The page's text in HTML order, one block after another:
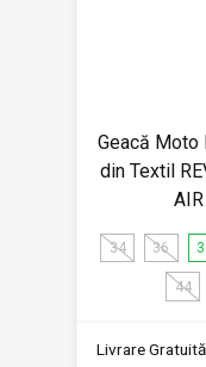
Geacă Moto
din Textil
34 36
44
Livrare